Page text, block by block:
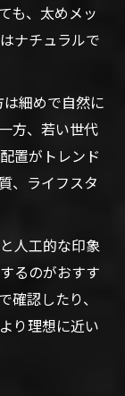
も、太めメッ
ナチュラルで
細めで自然に
方、若い世代
置がトレンド
、ライフスタ
人工的な印象
るのがおすす
認したり、
り理想に近い